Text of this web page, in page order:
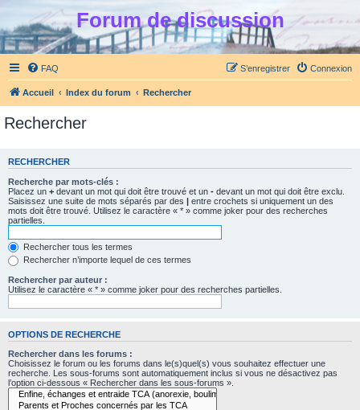
Forum de discussion
FAQ Connexion
S’enregistrer
Accueil Index du forum Rechercher
Rechercher
RECHERCHER
Recherche par mots-clés :
Placez un + devant un mot qui doit être trouvé et un - devant un mot qui doit être exclu.
Saisissez une suite de mots séparés par des | entre crochets si uniquement un des
mots doit être trouvé. Utilisez le caractère « * » comme joker pour des recherches
partielles.
Rechercher tous les termes
Rechercher n’importe lequel de ces termes
Rechercher par auteur :
Utilisez le caractère « * » comme joker pour des recherches partielles.
OPTIONS DE RECHERCHE
Rechercher dans les forums :
Choisissez le forum ou les forums dans le(s)quel(s) vous souhaitez effectuer une
recherche. Les sous-forums sont automatiquement inclus si vous ne désactivez pas
l’option ci-dessous « Rechercher dans les sous-forums ».